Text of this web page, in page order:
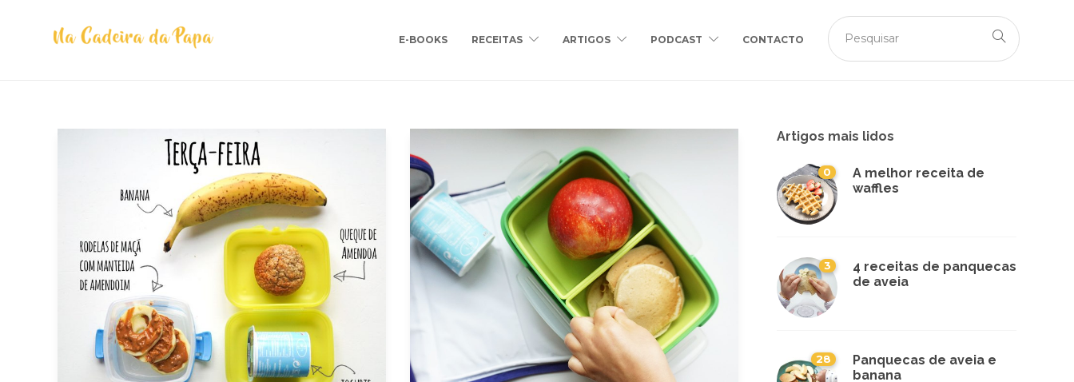
E-BOOKS RECEITAS ARTIGOS PODCAST CONTACTO
Artigos mais lidos
0
A melhor receita de
waffles
3
4 receitas de panquecas
de aveia
28
Panquecas de aveia e
banana